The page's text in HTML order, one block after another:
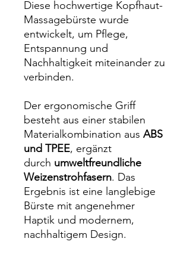
Diese hochwertige Kopfhaut-
Massagebürste wurde
entwickelt, um Pflege,
Entspannung und
Nachhaltigkeit miteinander zu
verbinden.
Der ergonomische Griff
besteht aus einer stabilen
Materialkombination aus ABS
und TPEE, ergänzt
durch umweltfreundliche
Weizenstrohfasern. Das
Ergebnis ist eine langlebige
Bürste mit angenehmer
Haptik und modernem,
nachhaltigem Design.